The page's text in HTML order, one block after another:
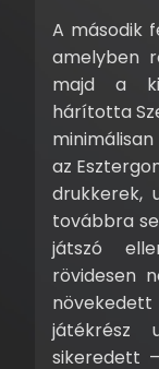
A második
amelyben
majd a
hárította
az
drukkerek,
továbbra
játszó
rövidesen
növekedett
játékrész
sikeredett